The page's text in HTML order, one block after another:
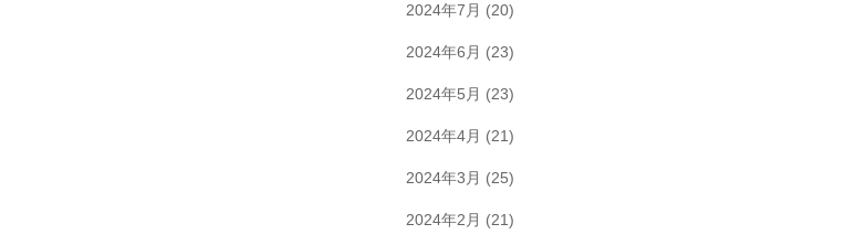
2024年7月 (20)
2024年6月 (23)
2024年5月 (23)
2024年4月 (21)
2024年3月 (25)
2024年2月 (21)